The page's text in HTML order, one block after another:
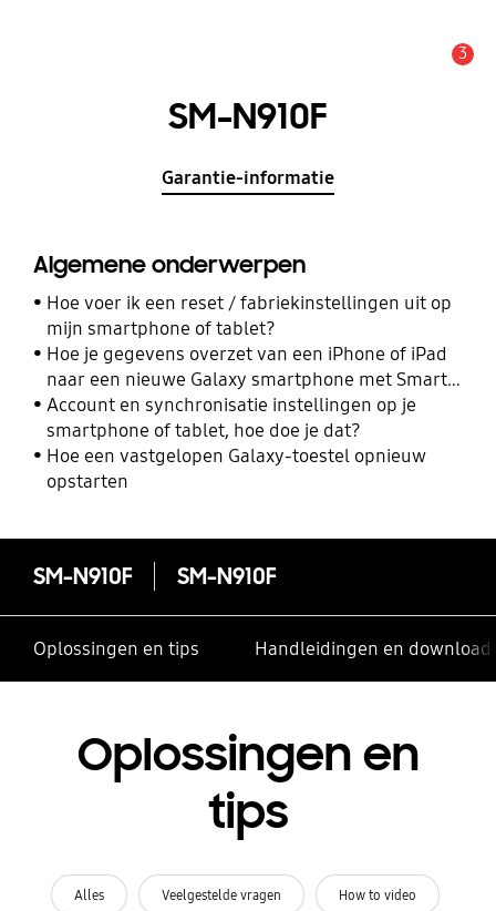
3
SM-N910F
Garantie-informatie
Algemene onderwerpen
Hoe voer ik een reset / fabriekinstellingen uit op
mijn smartphone of tablet?
Hoe je gegevens overzet van een iPhone of iPad
naar een nieuwe Galaxy smartphone met Smart
Switch
Account en synchronisatie instellingen op je
smartphone of tablet, hoe doe je dat?
Hoe een vastgelopen Galaxy-toestel opnieuw
opstarten
SM-N910F SM-N910F
Oplossingen en tips Handleidingen en
Oplossingen en
tips
Alles Veelgestelde vragen How to video